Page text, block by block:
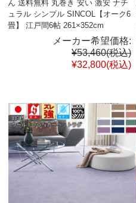
ん 送料無料 丸巻き 安い 激安 ナチ
ュラル シンプル SINCOL【オーク6
畳】 江戸間6帖 261×352cm
メーカー希望価格:
¥53,460(税込)
¥32,800(税込)